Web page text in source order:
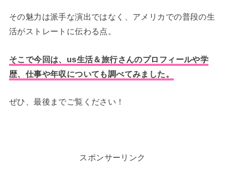
その魅力は派手な演出ではなく、アメリカでの普段の生
活がストレートに伝わる点。
そこで今回は、us生活＆旅行さんのプロフィールや学
歴、仕事や年収についても調べてみました。
ぜひ、最後までご覧ください！
スポンサーリンク